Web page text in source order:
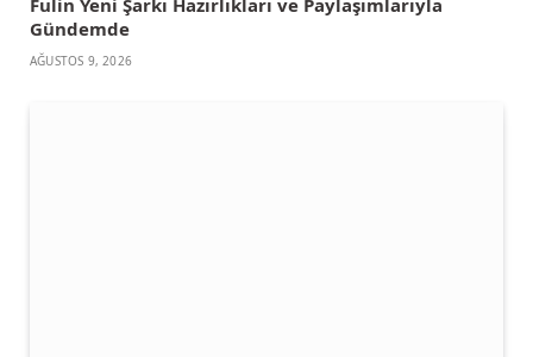
Fulin Yeni Şarkı Hazırlıkları ve Paylaşımlarıyla
Gündemde
AĞUSTOS 9, 2026